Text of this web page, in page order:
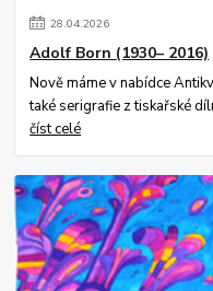
28.04.2026
Adolf Born (1930– 2016)
Nově máme v nabídce
také serigrafie z tiskařské
číst celé